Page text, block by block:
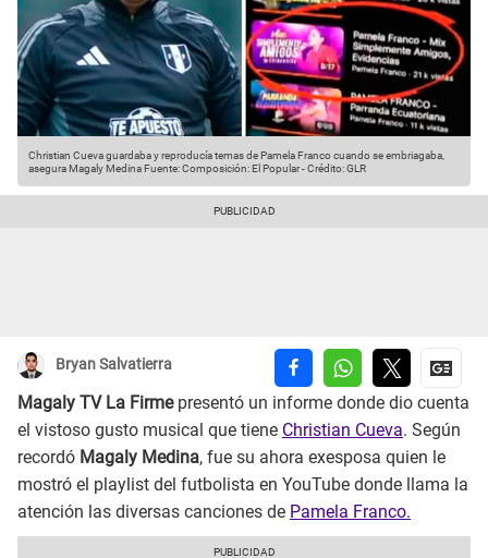
Christian Cueva guardaba y reproducía temas de Pamela Franco cuando se embriagaba,
asegura Magaly MedinaFuente: Composición: El Popular-Crédito: GLR
Bryan Salvatierra
Magaly TV La Firmepresentó un informe donde dio cuenta
el vistoso gusto musical que tiene Christian Cueva. Según
recordó Magaly Medina, fue su ahora exesposa quien le
mostró el playlist del futbolista en YouTube donde llama la
atención las diversas canciones de Pamela Franco.